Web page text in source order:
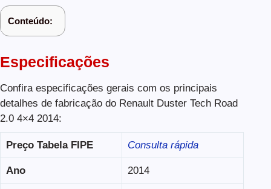
Conteúdo:
Especificações
Confira especificações gerais com os principais
detalhes de fabricação do Renault Duster Tech Road
2.0 4×4 2014:
Preço Tabela FIPE Consulta rápida
Ano 2014